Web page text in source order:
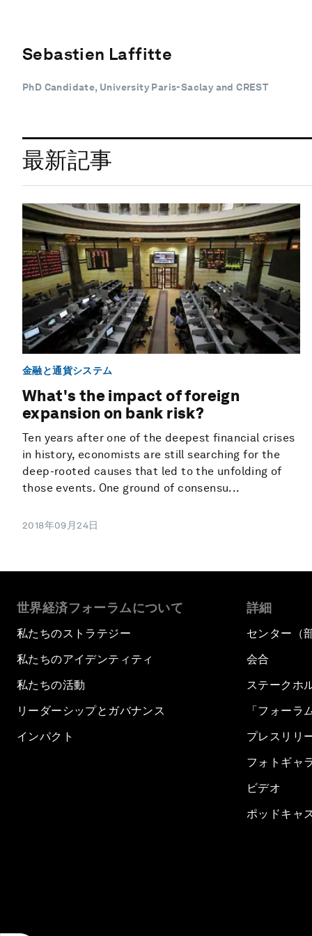
Sebastien Laffitte
PhD Candidate, University Paris-Saclay and CREST
最新記事
金融と通貨システム
What's the impact of foreign
expansion on bank risk?
Ten years after one of the deepest financial crises
in history, economists are still searching for the
deep-rooted causes that led to the unfolding of
those events. One ground of consensu...
2018年09月24日
世界経済フォーラムについて
私たちのストラテジー
私たちのアイデンティティ
私たちの活動
リーダーシップとガバナンス
インパクト
詳細
センター（
会合
ステークホ
「フォーラ
プレスリリ
フォトギャ
ビデオ
ポッドキャ